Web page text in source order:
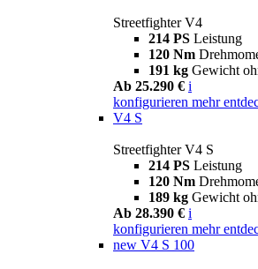
Streetfighter V4
214 PS Leistung
120 Nm
191 kg Gewicht
Ab 25.290 € i
konfigurieren mehr
V4 S
Streetfighter V4 S
214 PS Leistung
120 Nm
189 kg Gewicht
Ab 28.390 € i
konfigurieren mehr
new V4 S 100